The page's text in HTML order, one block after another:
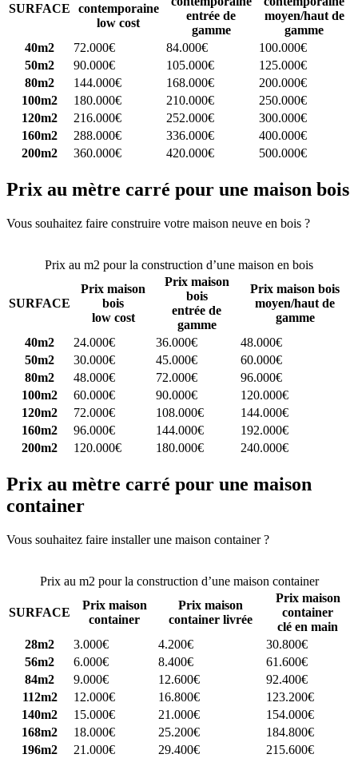
SURFACE
contemporaine
low cost
entrée de
gamme
moyen/haut de
gamme
40m2
72.000€ 84.000€
100.000€
50m2
90.000€ 105.000€
125.000€
80m2
144.000€ 168.000€
200.000€
100m2
180.000€ 210.000€
250.000€
120m2
216.000€ 252.000€
300.000€
160m2
288.000€ 336.000€
400.000€
200m2
360.000€ 420.000€ 500.000€
Prix au mètre carré pour une maison bois
Vous souhaitez faire construire votre maison neuve en bois ?
Prix au m2 pour la construction d’une maison en bois
SURFACE
Prix maison
bois
low cost
Prix maison
bois
entrée de
gamme
Prix maison bois
moyen/haut de
gamme
40m2
24.000€ 36.000€
48.000€
50m2
30.000€ 45.000€
60.000€
80m2
48.000€ 72.000€
96.000€
100m2
60.000€ 90.000€
120.000€
120m2
72.000€ 108.000€
144.000€
160m2
96.000€ 144.000€
192.000€
200m2
120.000€ 180.000€ 240.000€
Prix au mètre carré pour une maison
container
Vous souhaitez faire installer une maison container ?
Prix au m2 pour la construction d’une maison container
SURFACE
Prix maison
container
Prix maison
container livrée
Prix maison
container
clé en main
28m2
3.000€ 4.200€
30.800€
56m2
6.000€ 8.400€
61.600€
84m2
9.000€ 12.600€
92.400€
112m2
12.000€ 16.800€
123.200€
140m2
15.000€ 21.000€
154.000€
168m2
18.000€ 25.200€
184.800€
196m2
21.000€ 29.400€ 215.600€